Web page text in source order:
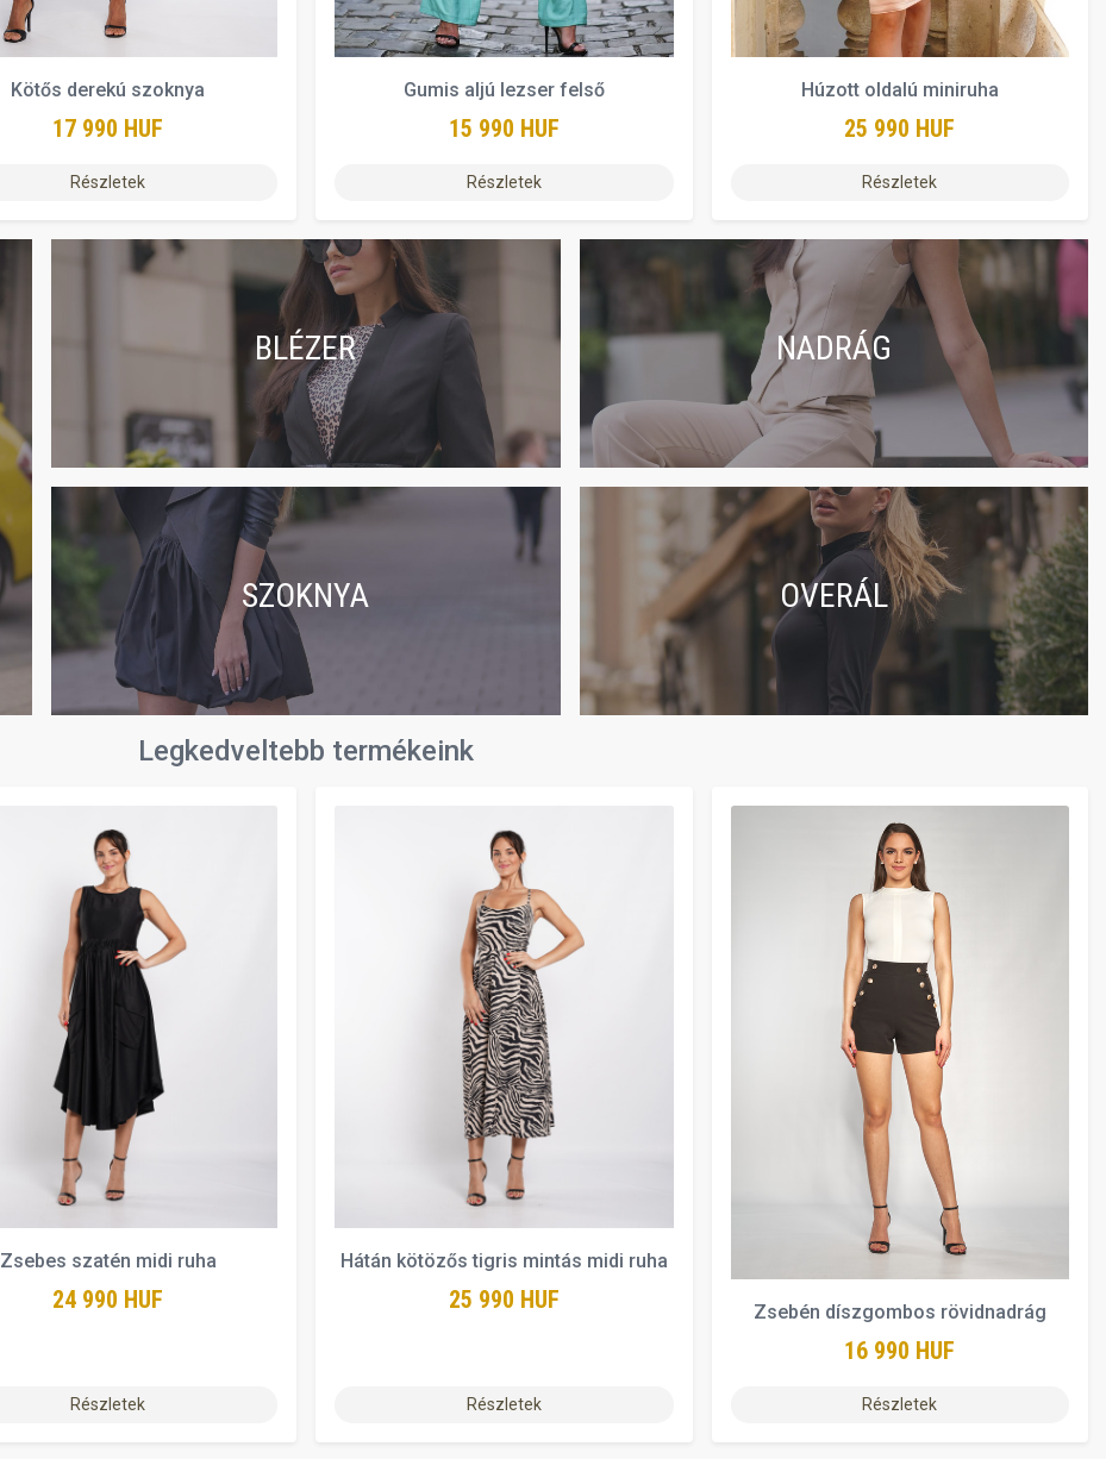
Kötős derekú szoknya
17 990 HUF
Részletek
Gumis aljú lezser felső
15 990 HUF
Részletek
Húzott oldalú miniruha
25 990 HUF
Részletek
BLÉZER NADRÁG
SZOKNYA OVERÁL
Legkedveltebb termékeink
Zsebes szatén midi ruha
24 990 HUF
Részletek
Hátán kötözős tigris mintás midi ruha
25 990 HUF
Részletek
Zsebén díszgombos rövidnadrág
16 990 HUF
Részletek